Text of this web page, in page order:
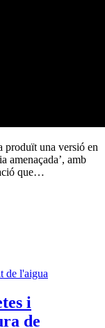
produït una versió en
amenaçada’, amb
que…
de l'aigua
i
de